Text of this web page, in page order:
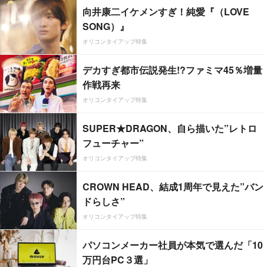
向井康二イケメンすぎ！純愛『（LOVE
SONG）』
オリコンタイアップ特集
デカすぎ都市伝説発生!?ファミマ45％増量
作戦再来
オリコンタイアップ特集
SUPER★DRAGON、自ら描いた”レトロ
フューチャー”
オリコンタイアップ特集
CROWN HEAD、結成1周年で見えた”バン
ドらしさ”
オリコンタイアップ特集
パソコンメーカー社員が本気で選んだ「10
万円台PC３選」